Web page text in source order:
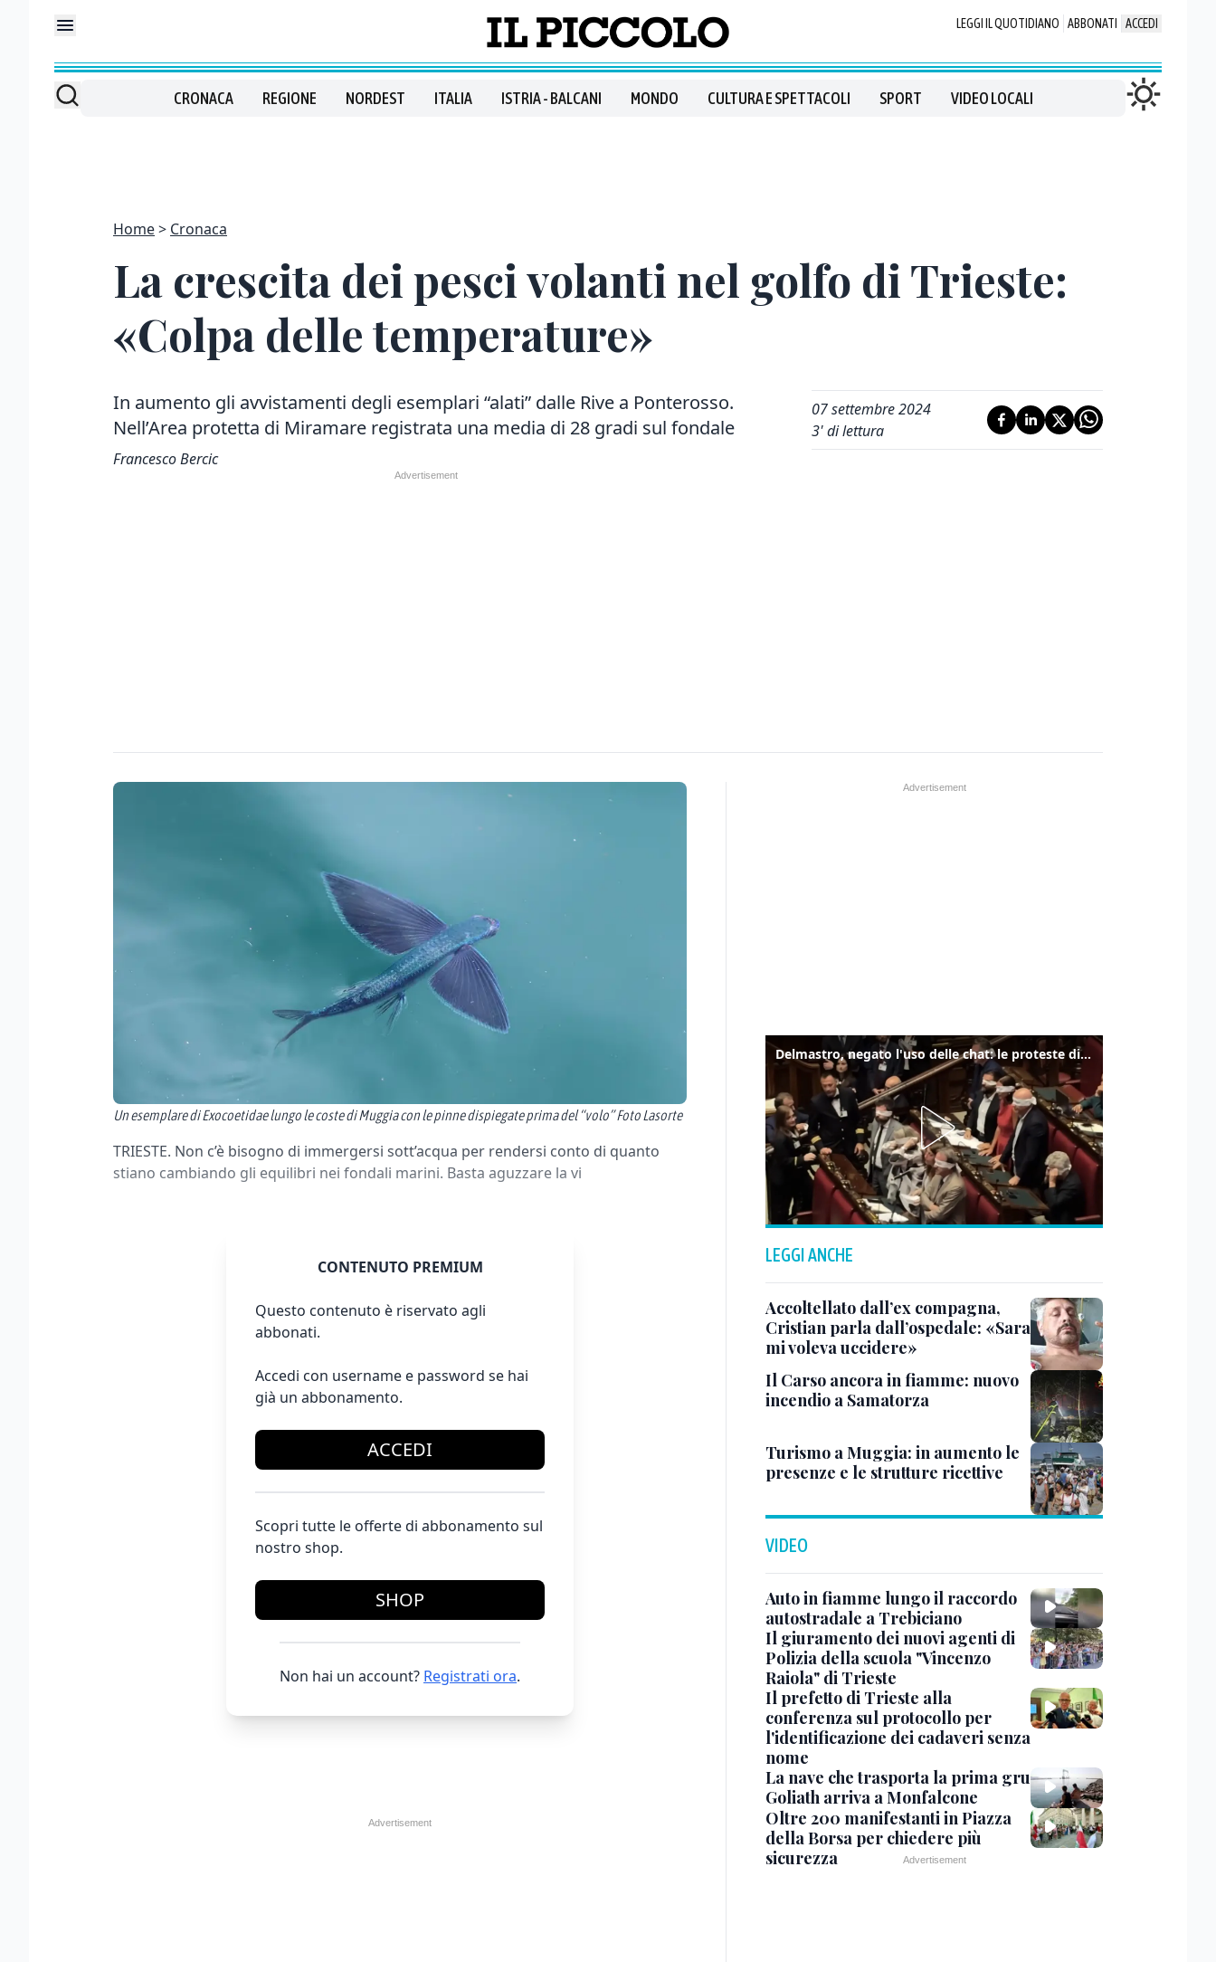
LEGGI IL QUOTIDIANO ABBONATI ACCEDI
CRONACA REGIONE NORDEST ITALIA ISTRIA - BALCANI MONDO CULTURA E SPETTACOLI SPORT VIDEO LOCALI
Home Cronaca
La crescita dei pesci volanti nel golfo di Trieste:
«Colpa delle temperature»
In aumento gli avvistamenti degli esemplari “alati” dalle Rive a Ponterosso.
Nell’Area protetta di Miramare registrata una media di 28 gradi sul fondale
Francesco Bercic
07 settembre 2024
3' di lettura
Un esemplare di Exocoetidae lungo le coste di Muggia con le pinne dispiegate prima del “volo” Foto Lasorte
TRIESTE. Non c’è bisogno di immergersi sott’acqua per rendersi conto di quanto
stiano cambiando gli equilibri nei fondali marini. Basta aguzzare la vi
CONTENUTO PREMIUM
Questo contenuto è riservato agli
abbonati.
Accedi con username e password se hai
già un abbonamento.
ACCEDI
Scopri tutte le offerte di abbonamento sul
nostro shop.
SHOP
Non hai un account? Registrati ora.
Delmastro, negato l'uso delle chat: le proteste di Avs e M5s
LEGGI ANCHE
Accoltellato dall’ex compagna,
Cristian parla dall’ospedale: «Sara
mi voleva uccidere»
Il Carso ancora in fiamme: nuovo
incendio a Samatorza
Turismo a Muggia: in aumento le
presenze e le strutture ricettive
VIDEO
Auto in fiamme lungo il raccordo
autostradale a Trebiciano
Il giuramento dei nuovi agenti di
Polizia della scuola "Vincenzo
Raiola" di Trieste
Il prefetto di Trieste alla
conferenza sul protocollo per
l'identificazione dei cadaveri senza
nome
La nave che trasporta la prima gru
Goliath arriva a Monfalcone
Oltre 200 manifestanti in Piazza
della Borsa per chiedere più
sicurezza